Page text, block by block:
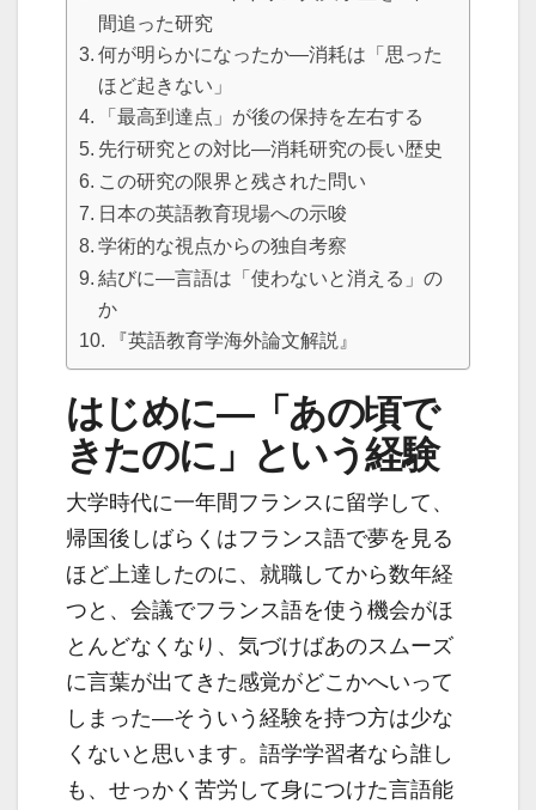
間追った研究
何が明らかになったか―消耗は「思った
ほど起きない」
「最高到達点」が後の保持を左右する
先行研究との対比―消耗研究の長い歴史
この研究の限界と残された問い
日本の英語教育現場への示唆
学術的な視点からの独自考察
結びに―言語は「使わないと消える」の
か
『英語教育学海外論文解説』
はじめに―「あの頃で
きたのに」という経験
大学時代に一年間フランスに留学して、
帰国後しばらくはフランス語で夢を見る
ほど上達したのに、就職してから数年経
つと、会議でフランス語を使う機会がほ
とんどなくなり、気づけばあのスムーズ
に言葉が出てきた感覚がどこかへいって
しまった―そういう経験を持つ方は少な
くないと思います。語学学習者なら誰し
も、せっかく苦労して身につけた言語能